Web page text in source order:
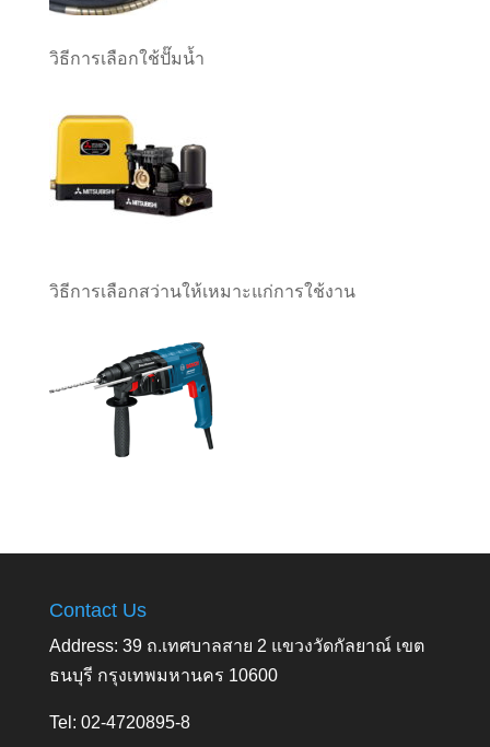
วิธีการเลือกใช้ปั๊มน้ำ
วิธีการเลือกสว่านให้เหมาะแก่การใช้งาน
Contact Us
Address: 39 ถ.เทศบาลสาย 2 แขวงวัดกัลยาณ์ เขต
ธนบุรี กรุงเทพมหานคร 10600
Tel: 02-4720895-8